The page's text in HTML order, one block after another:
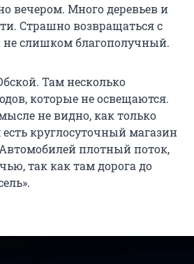
вечером. Много деревьев и
Страшно возвращаться с
не слишком благополучный.
Там несколько
которые не освещаются.
не видно, как только
есть круглосуточный магазин
плотный поток,
так как там дорога до